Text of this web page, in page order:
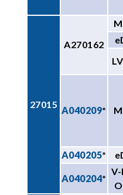
27015
A270162
A040209*
A040205*
A040204*